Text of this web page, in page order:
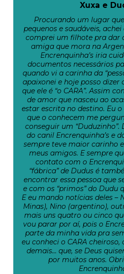
Xuxa e
Procurando um lugar
pequenos e saudáveis, achei
comprei um filhote pra dar
amiga que mora na
Encrenquinha’s iria
documentos necessários
quando vi a carinha da
apaixonei e hoje posso dizer
que ele é “o CARA”. Assim
de amor que nasceu ao
estar escrita no destino. Eu
que o conhecem me
conseguir um “Duduzinho”.
do canil Encrenquinha’s e
sempre teve maior carinho
meus amigos. E sempre
contato com o
“fábrica” de Dudus é
encontrar essa pessoa que
e com os “primos” do Dudu
E eu mando notícias deles –
Minas), Nino (argentino),
mais uns quatro ou cinco
vou parar por aí, pois o
parte da minha vida pra
eu conheci o CARA
demais… que, se Deus
por muitos anos.